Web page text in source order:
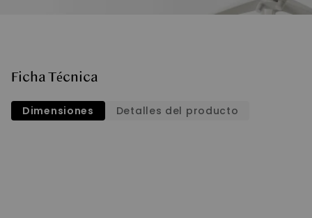
Ficha Técnica
Dimensiones Detalles del producto